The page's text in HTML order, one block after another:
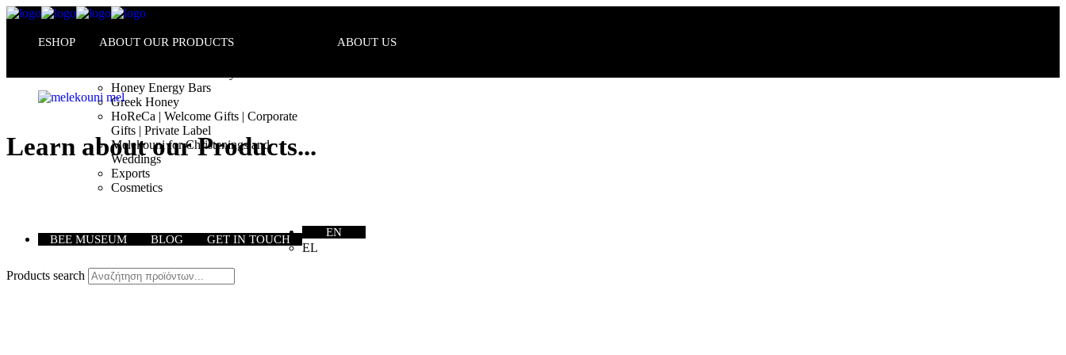
ESHOP ABOUT OUR PRODUCTS
Honey Energy Bars
Greek Honey
HoReCa | Welcome Gifts | Corporate
Gifts | Private Label
Melekouni for Christenings and
Weddings
Exports
Cosmetics
ABOUT US
BEE MUSEUM BLOG GET IN TOUCH
EN
EL
Products search
Learn about our Products...